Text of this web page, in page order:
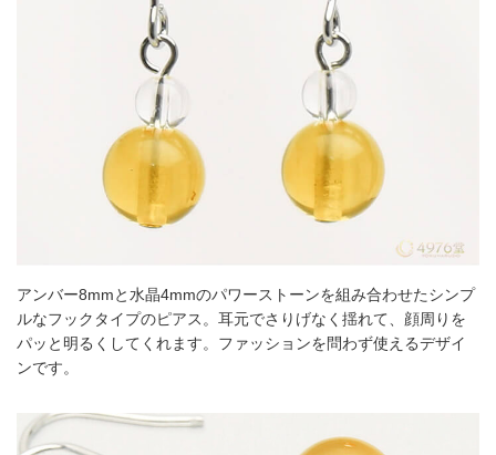
アンバー8mmと水晶4mmのパワーストーンを組み合わせたシンプ
ルなフックタイプのピアス。耳元でさりげなく揺れて、顔周りを
パッと明るくしてくれます。ファッションを問わず使えるデザイ
ンです。